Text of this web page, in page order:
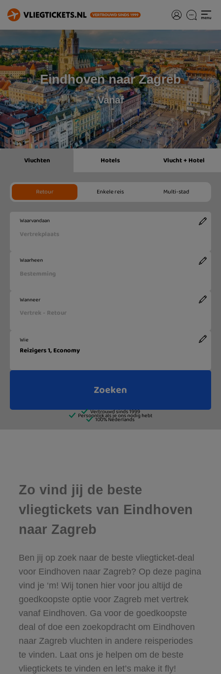
Eindhoven naar Zagreb
Vanaf
Zo vind jij de beste
vliegtickets van Eindhoven
naar Zagreb
Ben jij op zoek naar de beste vliegticket-deal
voor Eindhoven naar Zagreb? Op deze pagina
vind je ‘m! Wij tonen hier voor jou altijd de
goedkoopste optie voor Zagreb met vertrek
vanaf Eindhoven. Ga voor de goedkoopste
deal of doe een zoekopdracht om Eindhoven
naar Zagreb vluchten in andere reisperiodes
te vinden. Laat ons je helpen om de beste
vliegtickets te vinden en let’s make it fly!